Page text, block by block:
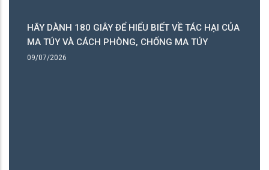
HÃY DÀNH 180 GIÂY ĐỂ HIỂU BIẾT VỀ TÁC HẠI CỦA
MA TÚY VÀ CÁCH PHÒNG, CHỐNG MA TÚY
09/07/2026